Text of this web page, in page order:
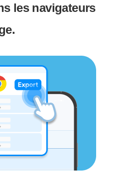
les navigateurs